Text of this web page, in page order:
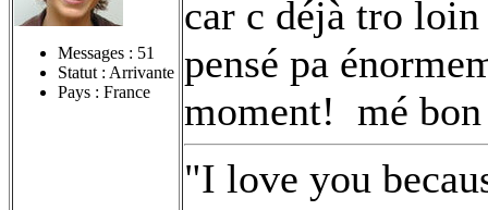
Messages : 51
Statut : Arrivante
Pays : France
car c déjà tro
pensé pa
moment! mé
"I love you